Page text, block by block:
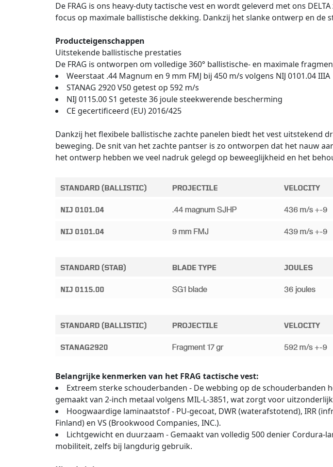
De FRAG is ons heavy-duty tactische vest en wordt geleverd met ons
focus op maximale ballistische dekking. Dankzij het slanke ontwerp en
Producteigenschappen
Uitstekende ballistische prestaties
De FRAG is ontworpen om volledige 360° ballistische- en maximale
Weerstaat .44 Magnum en 9 mm FMJ bij 450 m/s volgens NIJ 0101.04 IIIA
STANAG 2920 V50 getest op 592 m/s
NIJ 0115.00 S1 geteste 36 joule steekwerende bescherming
CE gecertificeerd (EU) 2016/425
Dankzij het flexibele ballistische zachte panelen biedt het vest uitstekend
beweging. De snit van het zachte pantser is zo ontworpen dat het nauw
het ontwerp hebben we veel nadruk gelegd op beweeglijkheid en het
Belangrijke kenmerken van het FRAG tactische vest:
Extreem sterke schouderbanden - De webbing op de schouderbanden
gemaakt van 2-inch metaal volgens MIL-L-3851, wat zorgt voor
Hoogwaardige laminaatstof - PU-gecoat, DWR (waterafstotend), IRR
Finland) en VS (Brookwood Companies, INC.).
Lichtgewicht en duurzaam - Gemaakt van volledig 500 denier Cordura-
mobiliteit, zelfs bij langdurig gebruik.